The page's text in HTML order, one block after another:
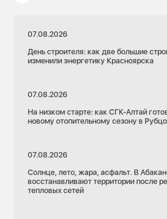
07.08.2026
День строителя: как две большие
изменили энергетику Красноярска
07.08.2026
На низком старте: как СГК-Алтай
новому отопительному сезону в
07.08.2026
Солнце, лето, жара, асфальт. В
восстанавливают территории после
тепловых сетей